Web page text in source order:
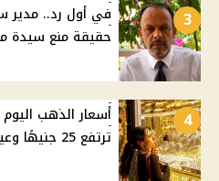
3
في أول رد.. مدير
حقيقة منع سيدة
4
ترتفع 25 جنيهًا وعيار 21 يسجل 6125 جنيهًا